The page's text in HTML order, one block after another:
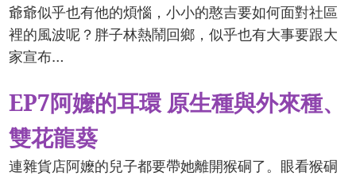
爺爺似乎也有他的煩惱，小小的憨吉要如何面對社區
裡的風波呢？胖子林熱鬧回鄉，似乎也有大事要跟大
家宣布…
EP7阿嬤的耳環 原生種與外來種、
雙花龍葵
連雜貨店阿嬤的兒子都要帶她離開猴硐了。眼看猴硐